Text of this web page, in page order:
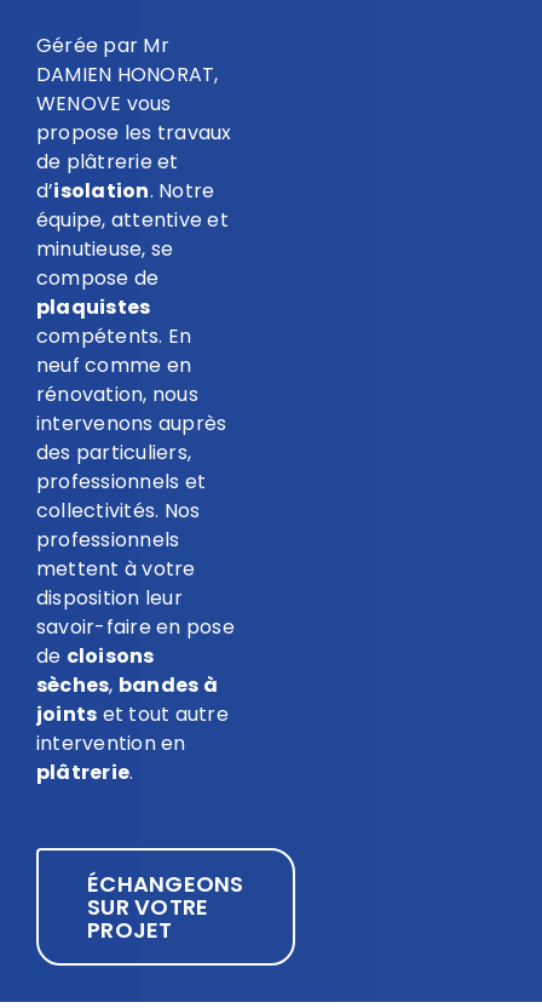
Gérée par Mr
DAMIEN HONORAT,
WENOVE vous
propose les travaux
de plâtrerie et
d’isolation. Notre
équipe, attentive et
minutieuse, se
compose de
plaquistes
compétents. En
neuf comme en
rénovation, nous
intervenons auprès
des particuliers,
professionnels et
collectivités. Nos
professionnels
mettent à votre
disposition leur
savoir-faire en pose
de cloisons
sèches, bandes à
joints et tout autre
intervention en
plâtrerie.
ÉCHANGEONS
SUR VOTRE
PROJET